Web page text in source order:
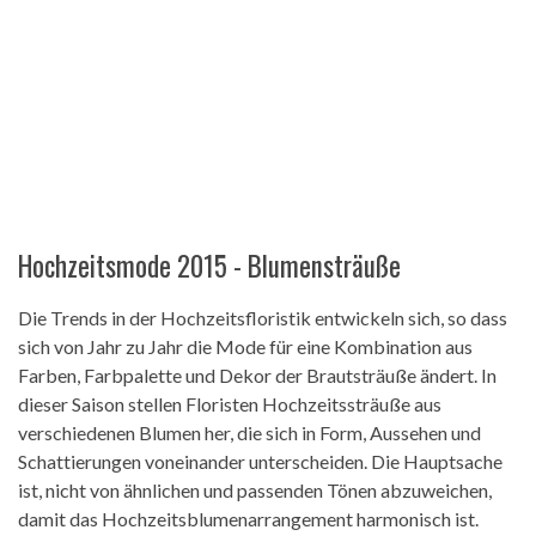
Hochzeitsmode 2015 - Blumensträuße
Die Trends in der Hochzeitsfloristik entwickeln sich, so dass
sich von Jahr zu Jahr die Mode für eine Kombination aus
Farben, Farbpalette und Dekor der Brautsträuße ändert. In
dieser Saison stellen Floristen Hochzeitssträuße aus
verschiedenen Blumen her, die sich in Form, Aussehen und
Schattierungen voneinander unterscheiden. Die Hauptsache
ist, nicht von ähnlichen und passenden Tönen abzuweichen,
damit das Hochzeitsblumenarrangement harmonisch ist.